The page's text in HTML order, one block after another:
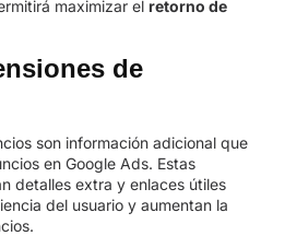
maximizar el retorno de
de
son información adicional que
en Google Ads. Estas
detalles extra y enlaces útiles
del usuario y aumentan la